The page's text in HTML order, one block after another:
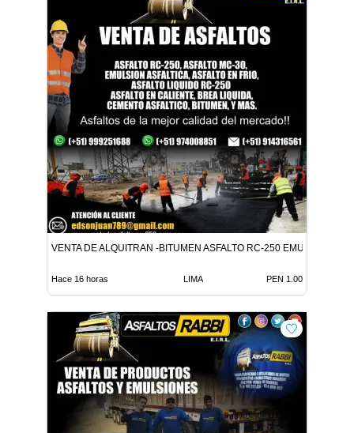
VENTA DE ALQUITRAN -BITUMEN ASFALTO RC-250 EMULSION
Hace 16 horas LIMA PEN 1.00